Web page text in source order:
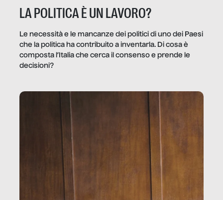
LA POLITICA È UN LAVORO?
Le necessità e le mancanze dei politici di uno dei Paesi
che la politica ha contribuito a inventarla. Di cosa è
composta l’Italia che cerca il consenso e prende le
decisioni?